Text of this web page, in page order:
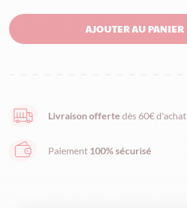
Boite
cube
et
-
AJOUTER AU PANIER
Livraison offerte dès 60€ d'achat
Paiement 100% sécurisé